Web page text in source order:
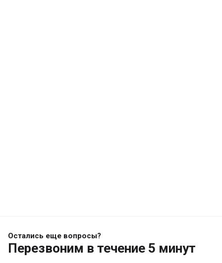
Остались еще вопросы?
Перезвоним в течение 5 минут